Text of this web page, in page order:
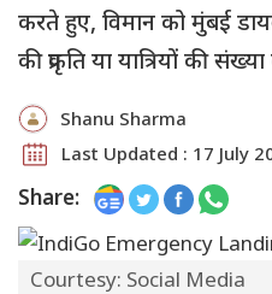
करते हुए, विमान को मुंबई
की प्रकृति या यात्रियों की
Shanu Sharma
Last Updated : 17 July
Share:
Courtesy: Social Media